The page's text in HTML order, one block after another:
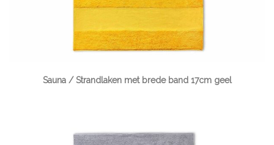
Sauna / Strandlaken met brede band 17cm geel